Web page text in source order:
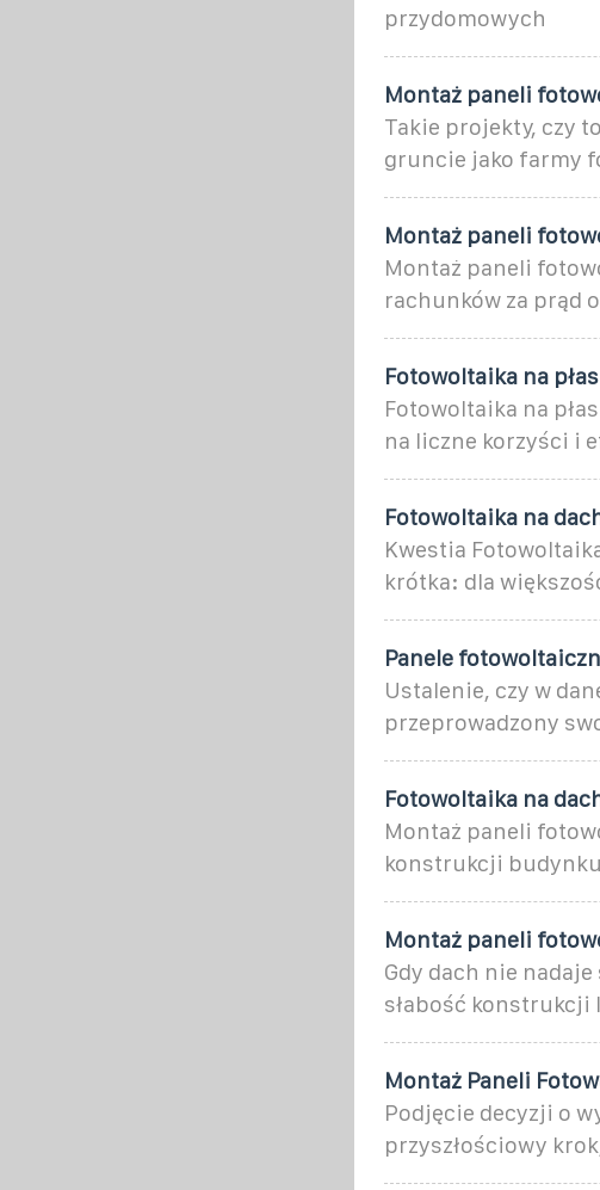
przydomowych
Montaż paneli
Takie projekty, czy
gruncie jako farmy
Montaż paneli
Montaż paneli
rachunków za prąd
Fotowoltaika na
Fotowoltaika na
na liczne korzyści i
Fotowoltaika na
Kwestia
krótka: dla
Panele
Ustalenie, czy w
przeprowadzony
Fotowoltaika na
Montaż paneli
konstrukcji
Montaż paneli
Gdy dach nie
słabość konstrukcji
Montaż Paneli
Podjęcie decyzji o
przyszłościowy